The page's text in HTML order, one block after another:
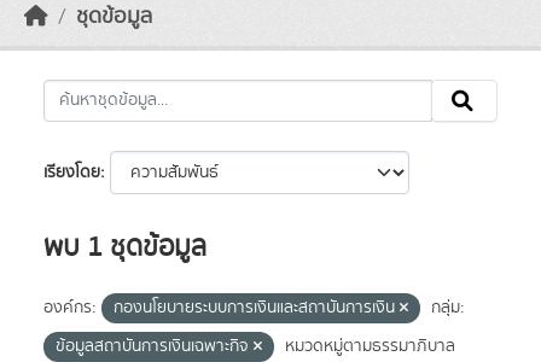
ชุดข้อมูล
เรียงโดย
พบ 1 ชุดข้อมูล
องค์กร: กองนโยบายระบบการเงินและสถาบันการเงิน
กลุ่ม:
ข้อมูลสถาบันการเงินเฉพาะกิจ
หมวดหมู่ตามธรรมาภิบาล